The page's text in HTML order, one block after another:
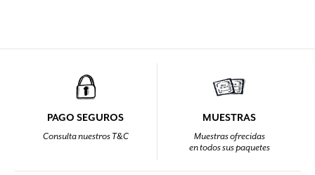
PAGO SEGUROS
Consulta nuestros T&C
MUESTRAS
Muestras ofrecidas
en todos sus paquetes